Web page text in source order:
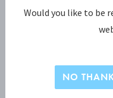
KOPPEL
Would you like to be
NO